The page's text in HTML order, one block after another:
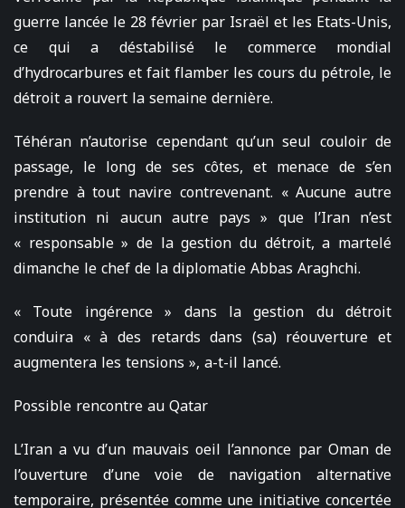
guerre lancée le 28 février par Israël et les Etats-Unis,
ce qui a déstabilisé le commerce mondial
d’hydrocarbures et fait flamber les cours du pétrole, le
détroit a rouvert la semaine dernière.
Téhéran n’autorise cependant qu’un seul couloir de
passage, le long de ses côtes, et menace de s’en
prendre à tout navire contrevenant. « Aucune autre
institution ni aucun autre pays » que l’Iran n’est
« responsable » de la gestion du détroit, a martelé
dimanche le chef de la diplomatie Abbas Araghchi.
« Toute ingérence » dans la gestion du détroit
conduira « à des retards dans (sa) réouverture et
augmentera les tensions », a-t-il lancé.
Possible rencontre au Qatar
L’Iran a vu d’un mauvais oeil l’annonce par Oman de
l’ouverture d’une voie de navigation alternative
temporaire, présentée comme une initiative concertée